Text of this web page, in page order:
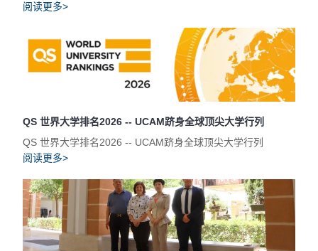
阅读更多>
QS 世界大学排名2026 -- UCAM跻身全球顶尖大学行列
QS 世界大学排名2026 -- UCAM跻身全球顶尖大学行列
阅读更多>